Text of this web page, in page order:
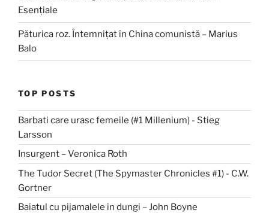
Esențiale
Păturica roz. Întemnițat în China comunistă – Marius
Balo
TOP POSTS
Barbati care urasc femeile (#1 Millenium) - Stieg
Larsson
Insurgent – Veronica Roth
The Tudor Secret (The Spymaster Chronicles #1) - C.W.
Gortner
Baiatul cu pijamalele in dungi – John Boyne